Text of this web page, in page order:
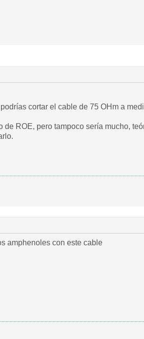
cortar el cable de 75 OHm a
de ROE, pero tampoco sería mucho,
amphenoles con este cable